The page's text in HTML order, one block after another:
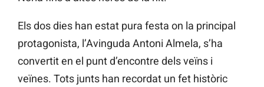
Els dos dies han estat pura festa on la principal
protagonista, l’Avinguda Antoni Almela, s’ha
convertit en el punt d’encontre dels veïns i
veïnes. Tots junts han recordat un fet històric